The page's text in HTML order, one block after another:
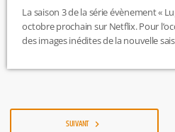
La saison 3 de la série évènement «
octobre prochain sur Netflix. Pour
des images inédites de la nouvelle
mois pour la saison 1. Et c’est au
SUIVANT navigate_next